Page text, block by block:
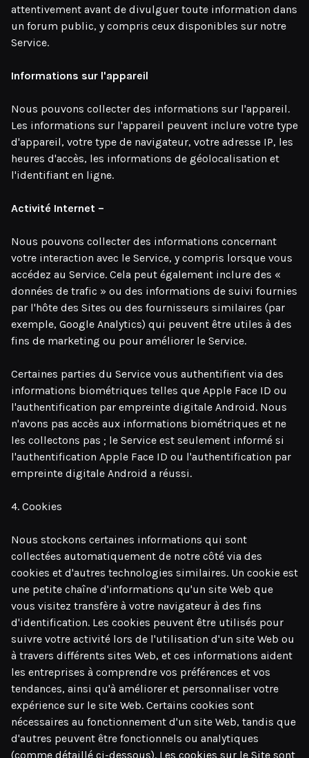
attentivement avant de divulguer toute information dans
un forum public, y compris ceux disponibles sur notre
Service.
Informations sur l'appareil
Nous pouvons collecter des informations sur l'appareil.
Les informations sur l'appareil peuvent inclure votre type
d'appareil, votre type de navigateur, votre adresse IP, les
heures d'accès, les informations de géolocalisation et
l'identifiant en ligne.
Activité Internet –
Nous pouvons collecter des informations concernant
votre interaction avec le Service, y compris lorsque vous
accédez au Service. Cela peut également inclure des «
données de trafic » ou des informations de suivi fournies
par l'hôte des Sites ou des fournisseurs similaires (par
exemple, Google Analytics) qui peuvent être utiles à des
fins de marketing ou pour améliorer le Service.
Certaines parties du Service vous authentifient via des
informations biométriques telles que Apple Face ID ou
l'authentification par empreinte digitale Android. Nous
n'avons pas accès aux informations biométriques et ne
les collectons pas ; le Service est seulement informé si
l'authentification Apple Face ID ou l'authentification par
empreinte digitale Android a réussi.
4. Cookies
Nous stockons certaines informations qui sont
collectées automatiquement de notre côté via des
cookies et d'autres technologies similaires. Un cookie est
une petite chaîne d'informations qu'un site Web que
vous visitez transfère à votre navigateur à des fins
d'identification. Les cookies peuvent être utilisés pour
suivre votre activité lors de l'utilisation d'un site Web ou
à travers différents sites Web, et ces informations aident
les entreprises à comprendre vos préférences et vos
tendances, ainsi qu'à améliorer et personnaliser votre
expérience sur le site Web. Certains cookies sont
nécessaires au fonctionnement d'un site Web, tandis que
d'autres peuvent être fonctionnels ou analytiques
(comme détaillé ci-dessous). Les cookies sur le Site sont